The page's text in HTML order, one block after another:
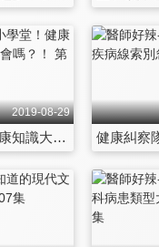
2019-08-29
醫療小學堂！健康知識大會考，你都會嗎？！ 第801集